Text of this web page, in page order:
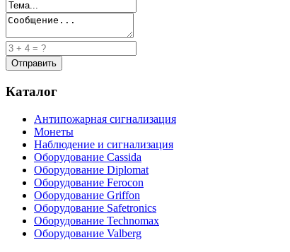
Каталог
Антипожарная сигнализация
Монеты
Наблюдение и сигнализация
Оборудование Cassida
Оборудование Diplomat
Оборудование Ferocon
Оборудование Griffon
Оборудование Safetronics
Оборудование Technomax
Оборудование Valberg